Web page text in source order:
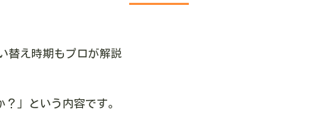
替え時期もプロが解説
」という内容です。